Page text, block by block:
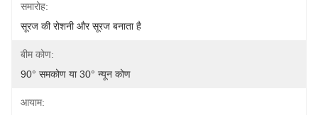
समारोह:
सूरज की रोशनी और सूरज बनाता है
बीम कोण:
90° समकोण या 30° न्यून कोण
आयाम: